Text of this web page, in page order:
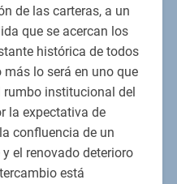
de las carteras, a un
que se acercan los
histórica de todos
lo será en uno que
rumbo institucional del
la expectativa de
confluencia de un
el renovado deterioro
está